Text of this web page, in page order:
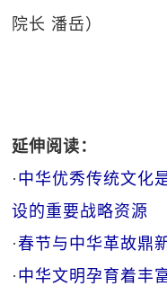
院长 潘岳）
延伸阅读：
· 中华优秀传统文化
设的重要战略资源
·春节与中华革故鼎
· 中华文明孕育着丰